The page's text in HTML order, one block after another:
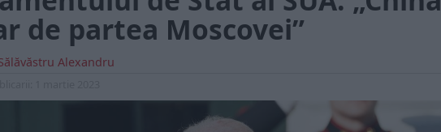
de partea Moscovei”
Alexandru